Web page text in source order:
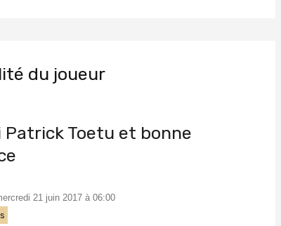
du joueur
Patrick Toetu et bonne
21 juin 2017 à 06:00